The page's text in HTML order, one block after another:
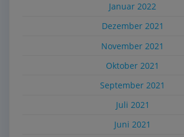
Januar 2022
Dezember 2021
November 2021
Oktober 2021
September 2021
Juli 2021
Juni 2021